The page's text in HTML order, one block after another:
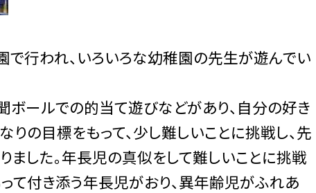
行われ、いろいろな幼稚園の先生が遊んでい
ボールでの的当て遊びなどがあり、自分の好き
の目標をもって、少し難しいことに挑戦し、先
ました。年長児の真似をして難しいことに挑戦
て付き添う年長児がおり、異年齢児がふれあ